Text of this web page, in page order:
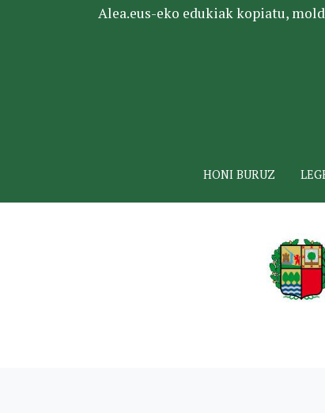
Alea.eus-eko edukiak kopiatu,
HONI BURUZ